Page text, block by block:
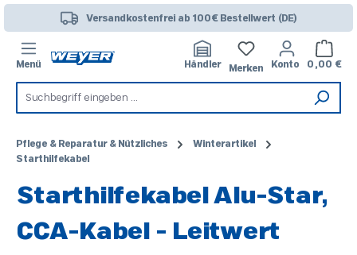
Zum Hauptinhalt springenVersandkostenfrei ab 100€ Bestellwert (DE)
Menü Händler Merken Konto 0,00 €
Pflege & Reparatur & Nützliches
Winterartikel
Starthilfekabel
Starthilfekabel Alu-Star,
CCA-Kabel - Leitwert